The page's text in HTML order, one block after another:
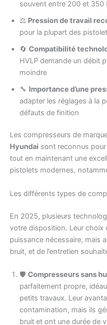
souvent entre 200 et 350
⚖️ Pression de travail
pour la plupart des
🔄 Compatibilité
HVLP demande un débit
moindre
🔧 Importance d’une
adapter les réglages à la
défauts de finition
Les compresseurs de
Hyundai sont reconnus
tout en maintenant une
pistolets modernes,
Les différents types de
En 2025, plusieurs
votre disposition. Leur choix
puissance nécessaire, mais
bruit, et de l’entretien
🛡️ Compresseurs sans
parfaitement propre,
petits travaux. Leur
contamination, mais ils
bruit et ont une durée de